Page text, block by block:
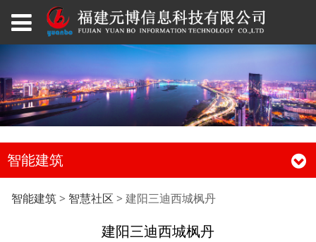
智能建筑
建阳三迪西城枫丹
智能建筑> 智慧社区 > 建阳三迪西城枫丹
建阳三迪西城枫丹